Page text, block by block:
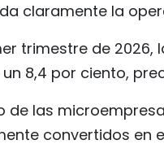
claramente la
trimestre de 2026,
8,4 por ciento,
de las
convertidos en